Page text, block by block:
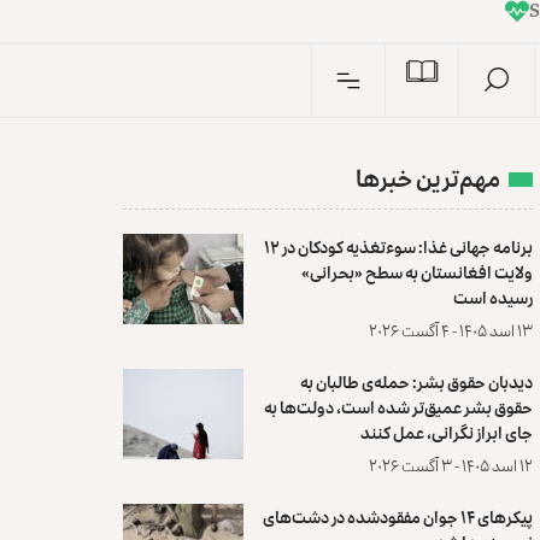
n
I
مهم‌ترین خبرها
برنامه جهانی غذا: سوءتغذیه کودکان در ۱۲
ولایت افغانستان به سطح «بحرانی»
رسیده است
۱۳ اسد ۱۴۰۵ - ۴ آگست ۲۰۲۶
دیدبان حقوق بشر: حمله‌ی طالبان به
حقوق بشر عمیق‌تر شده است، دولت‌ها به
جای ابراز نگرانی، عمل کنند
۱۲ اسد ۱۴۰۵ - ۳ آگست ۲۰۲۶
پیکرهای ۱۴ جوان مفقودشده در دشت‌های